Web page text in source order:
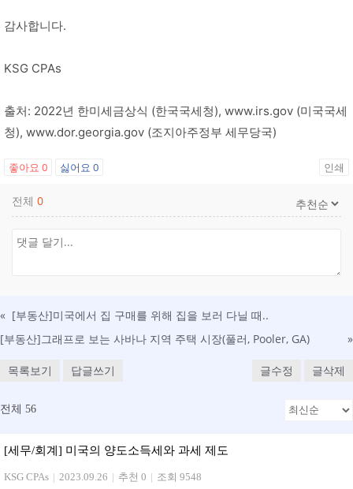
감사합니다.
KSG CPAs
출처: 2022년 한미세금상식 (한국국세청), www.irs.gov (미국국세
청), www.dor.georgia.gov (조지아주정부 세무당국)
좋아요 0 싫어요 0 인쇄
전체 0
« [부동산] 미국에서 집 구매를 위해 집을 보러 다닐 때..
[부동산]그래프로 보는 사바나 지역 주택 시장(풀러, Pooler, GA)
»
목록보기 답글쓰기 글수정 글삭제
전체 56
[세무/회계] 미국의 양도소득세와 과세 제도
KSG CPAs | 2023.09.26 | 추천 0 | 조회 9548